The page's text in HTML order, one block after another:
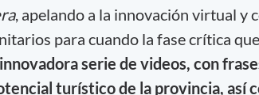
, apelando a la innovación virtual y
para cuando la fase crítica
serie de videos, con
turístico de la provincia, así